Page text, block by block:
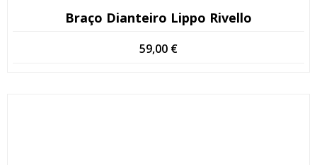
Braço Dianteiro Lippo Rivello
59,00 €